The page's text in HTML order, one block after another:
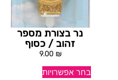
נר בצורת מספר
זהוב / כסוף
9.00 ₪
בחר אפשרויות